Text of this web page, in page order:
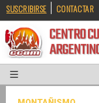
SUSCRIBIRSE | CONTACTAR